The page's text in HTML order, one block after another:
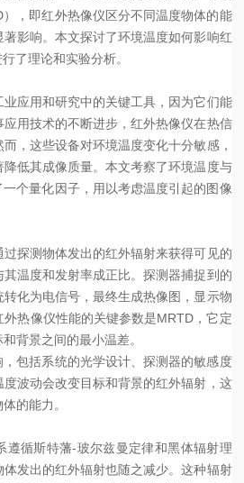
，即红外热像仪区分不同温度物体的能
影响。本文探讨了环境温度如何影响红
了理论和实验分析。
应用和研究中的关键工具，因为它们能
用技术的不断进步，红外热像仪在热信
，这些设备对环境温度变化十分敏感，
低其成像质量。本文考察了环境温度与
个量化因子，用以考虑温度引起的图像
探测物体发出的红外辐射来获得可见的
温度和发射率成正比。探测器捕捉到的
化为电信号，最终生成热像图，显示物
热像仪性能的关键参数是MRTD，它定
背景之间的最小温差。
包括系统的光学设计、探测器的敏感度
波动会改变目标和背景的红外辐射，这
的能力。
遵循斯特藩-玻尔兹曼定律和黑体辐射理
发出的红外辐射也随之减少。这种辐射